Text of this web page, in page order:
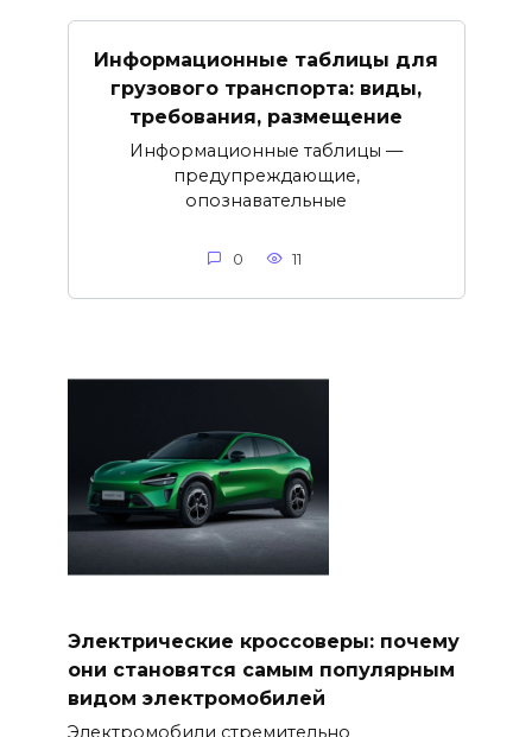
Информационные таблицы для
грузового транспорта: виды,
требования, размещение
Информационные таблицы —
предупреждающие,
опознавательные
0 11
Электрические кроссоверы: почему
они становятся самым популярным
видом электромобилей
Электромобили стремительно